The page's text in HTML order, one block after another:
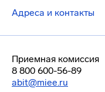
Адреса и контакты
Приемная комиссия
8 800 600-56-89
abit@miee.ru